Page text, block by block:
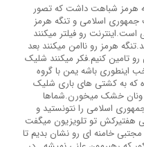
هرمز شباهت داشت که تصور
اسلامی و تنگه هرمز
رو فیلتر میکنند
هرمز رو ناامن میکنند بعد
تامین کنیم.فکر میکنند شلیک
اینطوری باشه یمن با گروه
که به کشتی های باری شلیک
ونان خشک میخورن.شماها
اسلامی را نتونستید و
هفتیرکش تو تلویزیون میگفت
خامنه ای رو نشان بدیم تا